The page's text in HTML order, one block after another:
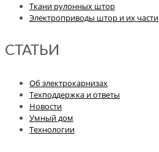
Ткани рулонных штор
Электроприводы штор и их части
СТАТЬИ
Об электрокарнизах
Техподдержка и ответы
Новости
Умный дом
Технологии